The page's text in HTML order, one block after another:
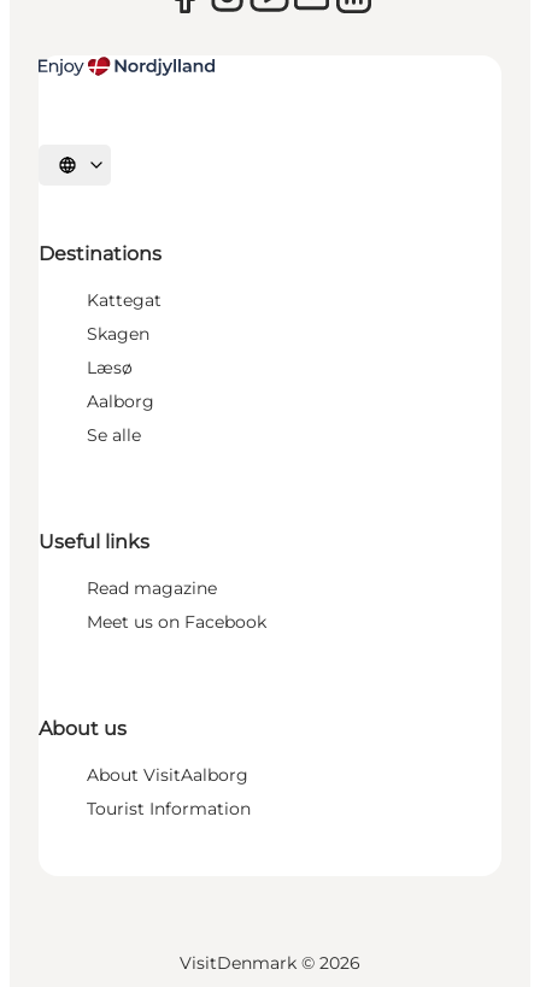
Select language
Destinations
Kattegat
Skagen
Læsø
Aalborg
Se alle
Useful links
Read magazine
Meet us on Facebook
About us
About VisitAalborg
Tourist Information
VisitDenmark © 2026